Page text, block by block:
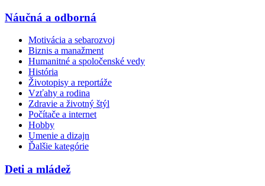
Náučná a odborná
Motivácia a sebarozvoj
Biznis a manažment
Humanitné a spoločenské vedy
História
Životopisy a reportáže
Vzťahy a rodina
Zdravie a životný štýl
Počítače a internet
Hobby
Umenie a dizajn
Ďalšie kategórie
Deti a mládež